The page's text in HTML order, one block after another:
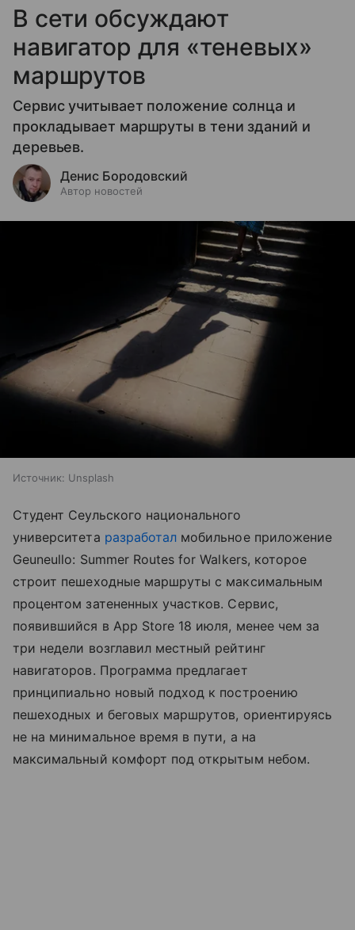
В сети обсуждают
навигатор для «теневых»
маршрутов
Сервис учитывает положение солнца и
прокладывает маршруты в тени зданий и
деревьев.
Денис Бородовский
Автор новостей
Источник: Unsplash
Студент Сеульского национального
университета разработал мобильное приложение
Geuneullo: Summer Routes for Walkers, которое
строит пешеходные маршруты с максимальным
процентом затененных участков. Сервис,
появившийся в App Store 18 июля, менее чем за
три недели возглавил местный рейтинг
навигаторов. Программа предлагает
принципиально новый подход к построению
пешеходных и беговых маршрутов, ориентируясь
не на минимальное время в пути, а на
максимальный комфорт под открытым небом.